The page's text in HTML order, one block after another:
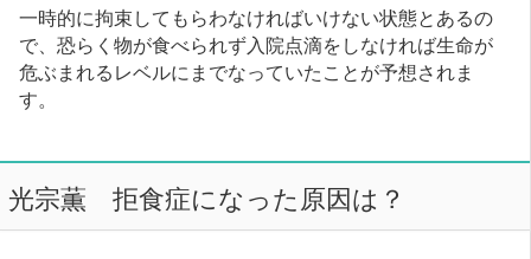
一時的に拘束してもらわなければいけない状態とあるの
で、恐らく物が食べられず入院点滴をしなければ生命が
危ぶまれるレベルにまでなっていたことが予想されま
す。
光宗薫 拒食症になった原因は？